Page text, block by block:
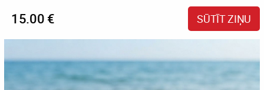
15.00 € SŪTĪT ZIŅU